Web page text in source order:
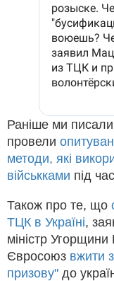
Раніше ми
провели
методи, які
військками під
Також про те, що
ТЦК в Україні,
міністр
Євросоюз вжити
призову" до